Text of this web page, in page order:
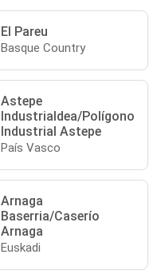
El Pareu
Basque Country
Astepe
Industrialdea/Polígono
Industrial Astepe
País Vasco
Arnaga
Baserria/Caserío
Arnaga
Euskadi